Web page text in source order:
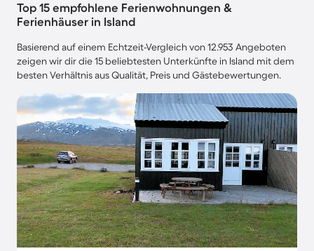
Top 15 empfohlene Ferienwohnungen &
Ferienhäuser in Island
Basierend auf einem Echtzeit-Vergleich von 12.953 Angeboten
zeigen wir dir die 15 beliebtesten Unterkünfte in Island mit dem
besten Verhältnis aus Qualität, Preis und Gästebewertungen.